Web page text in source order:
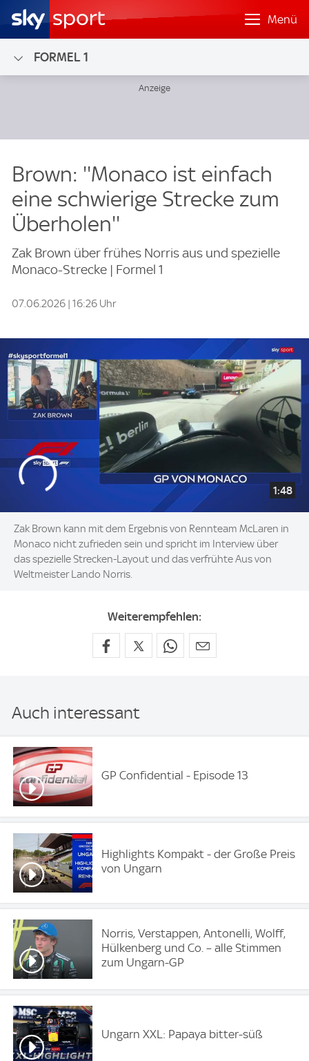
Menü
FORMEL 1
Brown: ''Monaco ist einfach
eine schwierige Strecke zum
Überholen''
Zak Brown über frühes Norris aus und spezielle
Monaco-Strecke | Formel 1
07.06.2026 | 16:26 Uhr
1:48
Zak Brown kann mit dem Ergebnis von Rennteam McLaren in
Monaco nicht zufrieden sein und spricht im Interview über
das spezielle Strecken-Layout und das verfrühte Aus von
Weltmeister Lando Norris.
Weiterempfehlen:
Auch interessant
GP Confidential - Episode 13
Highlights Kompakt - der Große Preis
von Ungarn
Norris, Verstappen, Antonelli, Wolff,
Hülkenberg und Co. – alle Stimmen
zum Ungarn-GP
Ungarn XXL: Papaya bitter-süß